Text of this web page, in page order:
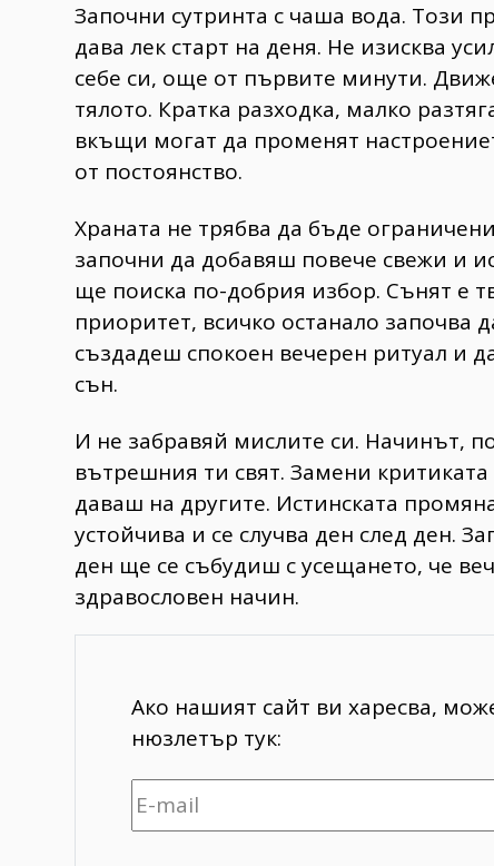
Започни сутринта с чаша вода. Този
дава лек старт на деня. Не изисква
себе си, още от първите минути.
тялото. Кратка разходка, малко
вкъщи могат да променят
от постоянство.
Храната не трябва да бъде
започни да добавяш повече свежи и
ще поиска по-добрия избор. Сънят е
приоритет, всичко останало започва
създадеш спокоен вечерен ритуал и
сън.
И не забравяй мислите си. Начинът,
вътрешния ти свят. Замени
даваш на другите. Истинската
устойчива и се случва ден след ден.
ден ще се събудиш с усещането, че
здравословен начин.
Ако нашият сайт ви харесва,
нюзлетър тук: